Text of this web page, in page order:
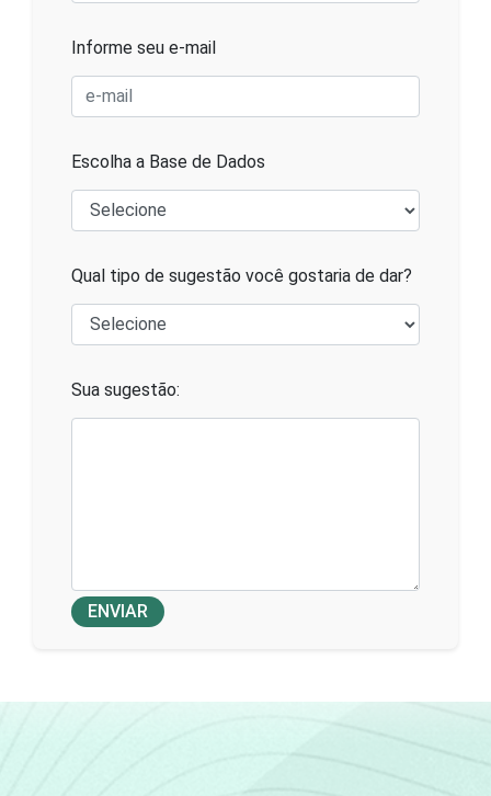
Informe seu e-mail
Escolha a Base de Dados
Qual tipo de sugestão você gostaria de dar?
Sua sugestão:
ENVIAR